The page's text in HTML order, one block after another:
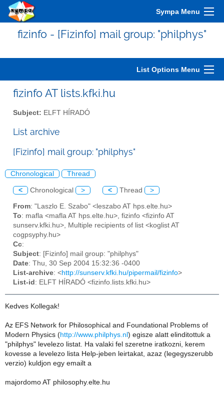
Sympa Menu
fizinfo - [Fizinfo] mail group: "philphys"
List Options Menu
fizinfo AT lists.kfki.hu
Subject: ELFT HÍRADÓ
List archive
[Fizinfo] mail group: "philphys"
Chronological Thread
< Chronological > < Thread >
From: "Laszlo E. Szabo" <leszabo AT hps.elte.hu>
To: mafla <mafla AT hps.elte.hu>, fizinfo <fizinfo AT
sunserv.kfki.hu>, Multiple recipients of list <koglist AT
cogpsyphy.hu>
Cc:
Subject: [Fizinfo] mail group: "philphys"
Date: Thu, 30 Sep 2004 15:32:36 -0400
List-archive: <http://sunserv.kfki.hu/pipermail/fizinfo>
List-id : ELFT HÍRADÓ <fizinfo.lists.kfki.hu>
Kedves Kollegak!
Az EFS Network for Philosophical and Foundational Problems of
Modern Physics (http://www.philphys.nl ) egisze alatt elinditottuk a
"philphys" levelezo listat. Ha valaki fel szeretne iratkozni, kerem
kovesse a levelezo lista Help-jeben leirtakat, azaz (legegyszerubb
verzio) kuldjon egy emailt a
majordomo AT philosophy.elte.hu